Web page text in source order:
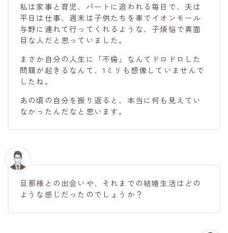
私は家事と育児、パートに追われる毎日で、夫は
平日は仕事、週末は子供たちを車でイオンモール
与野に連れて行ってくれるような、子煩悩で真面
目な人だと思っていました。
まさか自分の人生に「不倫」なんてドロドロした
問題が起きるなんて、1ミリも想像していませんで
したね。
あの頃の自分を振り返ると、本当に何も見えてい
なかったんだなと思います。
旦那様との出会いや、それまでの結婚生活はどの
ような感じだったのでしょうか？